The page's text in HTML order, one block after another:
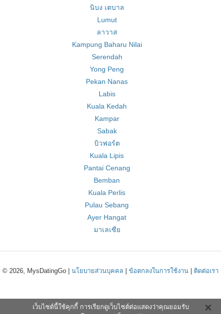
นิบง เตบาล
Lumut
ลาวาส
Kampung Baharu Nilai
Serendah
Yong Peng
Pekan Nanas
Labis
Kuala Kedah
Kampar
Sabak
บิวฟอร์ต
Kuala Lipis
Pantai Cenang
Bemban
Kuala Perlis
Pulau Sebang
Ayer Hangat
มาเลเซีย
© 2026, MysDatingGo | นโยบายส่วนบุคคล ข้อตกลงในการใช้งาน ติดต่อเรา
เว็บไซต์นี้ใช้คุกกี้ การเรียกดูเว็บไซต์ต่อแสดงว่าคุณยอมรับ